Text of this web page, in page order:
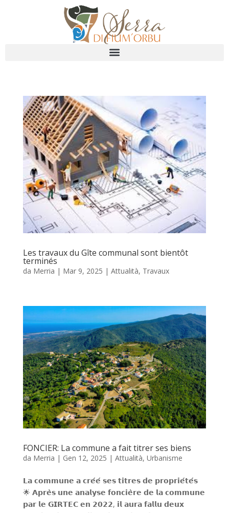
Les travaux du Gîte communal sont bientôt
terminés
da Merria | Mar 9, 2025 | Attualità, Travaux
FONCIER: La commune a fait titrer ses biens
da Merria | Gen 12, 2025 | Attualità, Urbanisme
𝗟𝗮 𝗰𝗼𝗺𝗺𝘂𝗻𝗲 𝗮 𝗰𝗿𝗲́𝗲́ 𝘀𝗲𝘀 𝘁𝗶𝘁𝗿𝗲𝘀 𝗱𝗲 𝗽𝗿𝗼𝗽𝗿𝗶𝗲́𝘁𝗲́𝘀
🌟 𝗔𝗽𝗿𝗲̀𝘀 𝘂𝗻𝗲 𝗮𝗻𝗮𝗹𝘆𝘀𝗲 𝗳𝗼𝗻𝗰𝗶𝗲̀𝗿𝗲 𝗱𝗲 𝗹𝗮 𝗰𝗼𝗺𝗺𝘂𝗻𝗲
𝗽𝗮𝗿 𝗹𝗲 𝗚𝗜𝗥𝗧𝗘𝗖 𝗲𝗻 𝟮𝟬𝟮𝟮, 𝗶𝗹 𝗮𝘂𝗿𝗮 𝗳𝗮𝗹𝗹𝘂 𝗱𝗲𝘂𝘅